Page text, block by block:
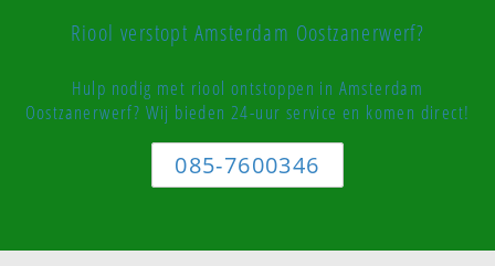
Riool verstopt Amsterdam Oostzanerwerf?
Hulp nodig met riool ontstoppen in Amsterdam
Oostzanerwerf? Wij bieden 24-uur service en komen direct!
085-7600346